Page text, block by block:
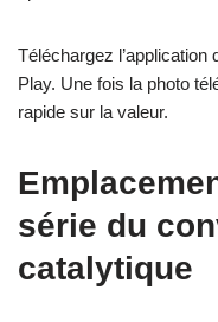
Téléchargez l’application
Play. Une fois la photo
rapide sur la valeur.
série du
catalytique